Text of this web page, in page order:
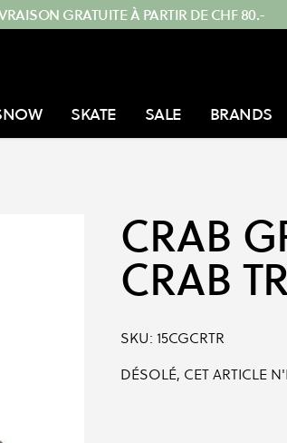
GRATUITE À PARTIR DE CHF 80.-
SKATE SALE BRANDS
CRAB
CRAB
SKU: 15CGCRTR
DÉSOLÉ, CET ARTICLE